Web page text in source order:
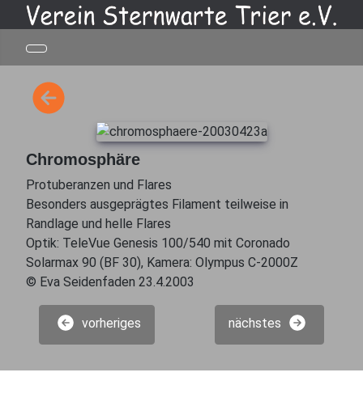
Chromosphäre
Protuberanzen und Flares
Besonders ausgeprägtes Filament teilweise in
Randlage und helle Flares
Optik: TeleVue Genesis 100/540 mit Coronado
Solarmax 90 (BF 30), Kamera: Olympus C-2000Z
© Eva Seidenfaden 23.4.2003
vorheriges nächstes